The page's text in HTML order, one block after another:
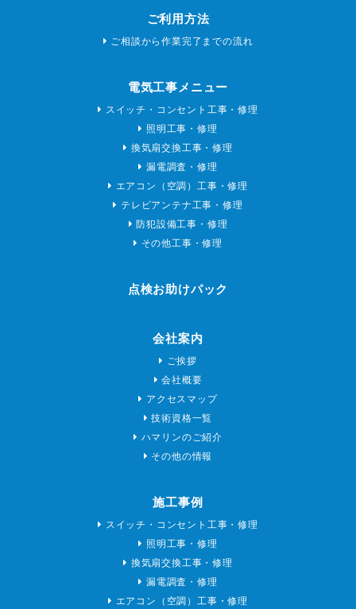
ご利用方法
ご相談から作業完了までの流れ
電気工事メニュー
スイッチ・コンセント工事・修理
照明工事・修理
換気扇交換工事・修理
漏電調査・修理
エアコン（空調）工事・修理
テレビアンテナ工事・修理
防犯設備工事・修理
その他工事・修理
点検お助けパック
会社案内
ご挨拶
会社概要
アクセスマップ
技術資格一覧
ハマリンのご紹介
その他の情報
施工事例
スイッチ・コンセント工事・修理
照明工事・修理
換気扇交換工事・修理
漏電調査・修理
エアコン（空調）工事・修理